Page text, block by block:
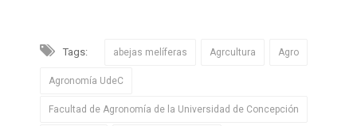
Tags: abejas melíferas Agrcultura Agro
Agronomía UdeC
Facultad de Agronomía de la Universidad de Concepción